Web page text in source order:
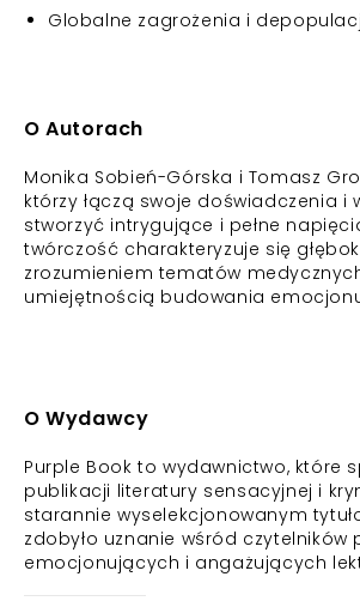
Globalne zagrożenia i
O Autorach
Monika Sobień-Górska i Tomasz
którzy łączą swoje doświadczenia i
stworzyć intrygujące i pełne
twórczość charakteryzuje się
zrozumieniem tematów
umiejętnością budowania
O Wydawcy
Purple Book to wydawnictwo, które
publikacji literatury sensacyjnej i
starannie wyselekcjonowanym
zdobyło uznanie wśród czytelników
emocjonujących i angażujących